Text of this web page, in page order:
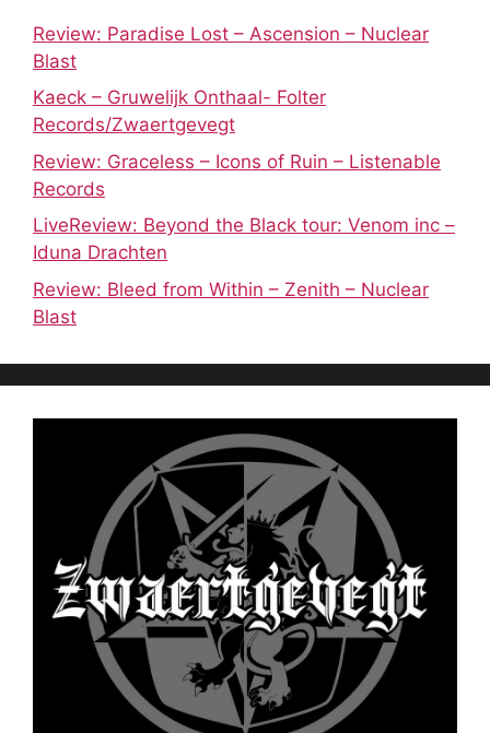
Review: Paradise Lost – Ascension – Nuclear
Blast
Kaeck – Gruwelijk Onthaal- Folter
Records/Zwaertgevegt
Review: Graceless – Icons of Ruin – Listenable
Records
LiveReview: Beyond the Black tour: Venom inc –
Iduna Drachten
Review: Bleed from Within – Zenith – Nuclear
Blast